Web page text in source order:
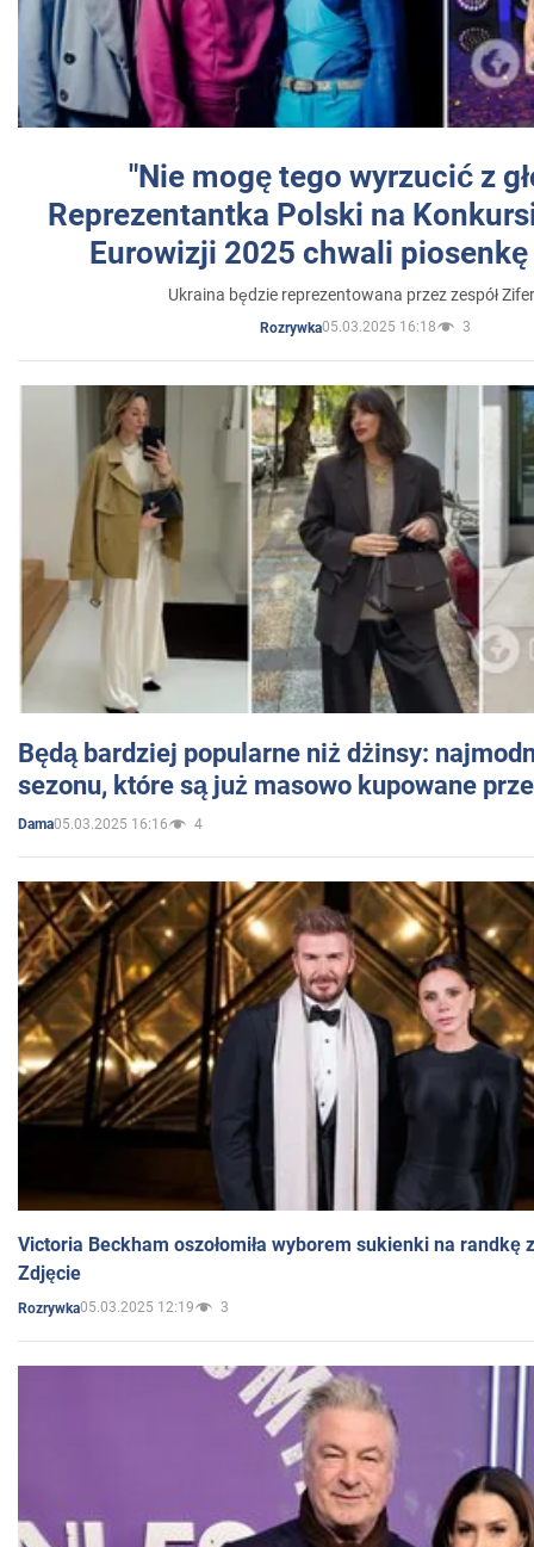
"Nie mogę tego wyrzucić z
Reprezentantka Polski na
Eurowizji 2025 chwali
Ukraina będzie reprezentowana przez zespół
Rozrywka05.03.2025 16:18 3
Będą bardziej popularne niż dżinsy:
sezonu, które są już masowo kupowane
Dama05.03.2025 16:16 4
Victoria Beckham oszołomiła wyborem sukienki na randkę
Zdjęcie
Rozrywka05.03.2025 12:19 3